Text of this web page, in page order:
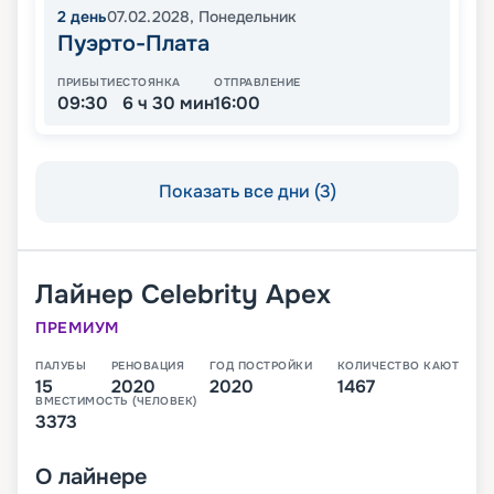
2 день07.02.2028, Понедельник
Пуэрто-Плата
ПРИБЫТИЕ
09:30
СТОЯНКА
6 ч 30 мин
ОТПРАВЛЕНИЕ
16:00
Показать все дни (3)
Лайнер Celebrity Apex
ПРЕМИУМ
ПАЛУБЫ
15
РЕНОВАЦИЯ
2020
ГОД ПОСТРОЙКИ
2020
КОЛИЧЕСТВО КАЮТ
1467
ВМЕСТИМОСТЬ (ЧЕЛОВЕК)
3373
О лайнере